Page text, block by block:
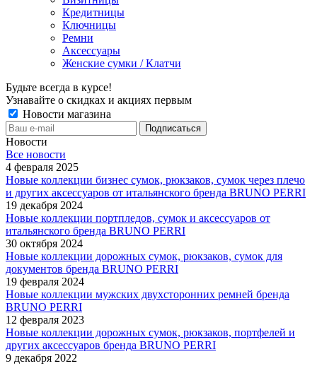
Кредитницы
Ключницы
Ремни
Аксессуары
Женские сумки / Клатчи
Будьте всегда в курсе!
Узнавайте о скидках и акциях первым
Новости магазина
Новости
Все новости
4 февраля 2025
Новые коллекции бизнес сумок, рюкзаков, сумок через плечо
и других аксессуаров от итальянского бренда BRUNO PERRI
19 декабря 2024
Новые коллекции портпледов, сумок и аксессуаров от
итальянского бренда BRUNO PERRI
30 октября 2024
Новые коллекции дорожных сумок, рюкзаков, сумок для
документов бренда BRUNO PERRI
19 февраля 2024
Новые коллекции мужских двухсторонних ремней бренда
BRUNO PERRI
12 февраля 2023
Новые коллекции дорожных сумок, рюкзаков, портфелей и
других аксессуаров бренда BRUNO PERRI
9 декабря 2022